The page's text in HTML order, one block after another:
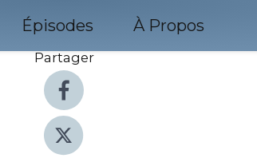
Épisodes À Propos
Partager